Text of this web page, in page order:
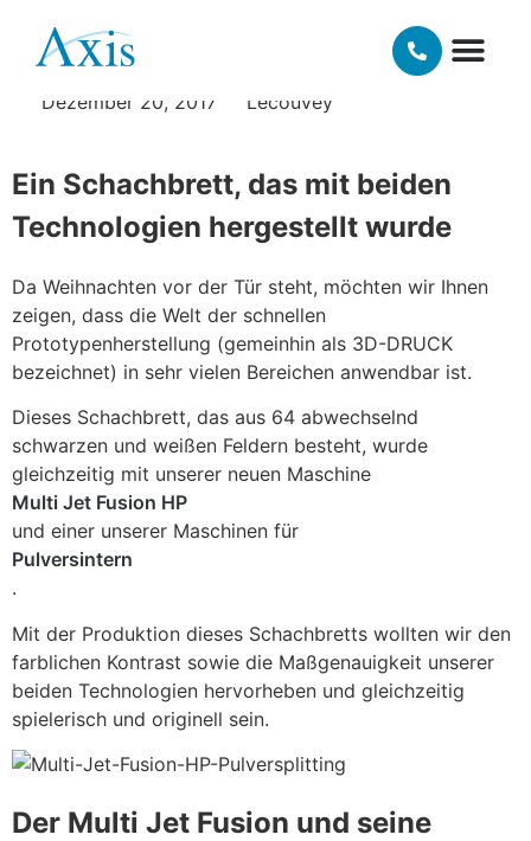
Pulversintern: Vergleich
Dezember 20, 2017 Lecouvey
Ein Schachbrett, das mit beiden
Technologien hergestellt wurde
Da Weihnachten vor der Tür steht, möchten wir Ihnen
zeigen, dass die Welt der schnellen
Prototypenherstellung (gemeinhin als 3D-DRUCK
bezeichnet) in sehr vielen Bereichen anwendbar ist.
Dieses Schachbrett, das aus 64 abwechselnd
schwarzen und weißen Feldern besteht, wurde
gleichzeitig mit unserer neuen Maschine
Multi Jet Fusion HP
und einer unserer Maschinen für
Pulversintern
.
Mit der Produktion dieses Schachbretts wollten wir den
farblichen Kontrast sowie die Maßgenauigkeit unserer
beiden Technologien hervorheben und gleichzeitig
spielerisch und originell sein.
Der Multi Jet Fusion und seine